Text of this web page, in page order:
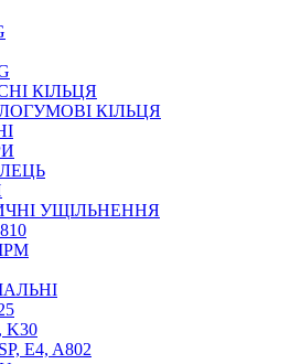
ДЛЯ ШПРИЦІВ
КІЛЬЦЯ
КІЛЬЦЯ
УЩІЛЬНЕННЯ
K30
E4, A802